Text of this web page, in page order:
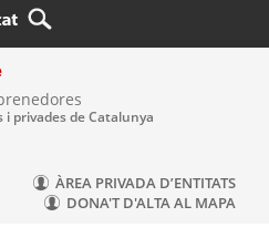
privades de Catalunya
ÀREA PRIVADA D’ENTITATS
DONA'T D'ALTA AL MAPA